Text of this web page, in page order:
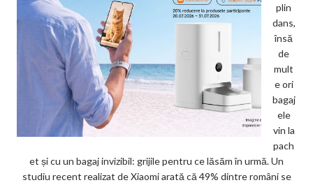
plin
dans,
însă
de
mult
e ori
bagaj
ele
vin la
pach
et și cu un bagaj invizibil: grijile pentru ce lăsăm în urmă. Un
studiu recent realizat de Xiaomi arată că 49% dintre români se